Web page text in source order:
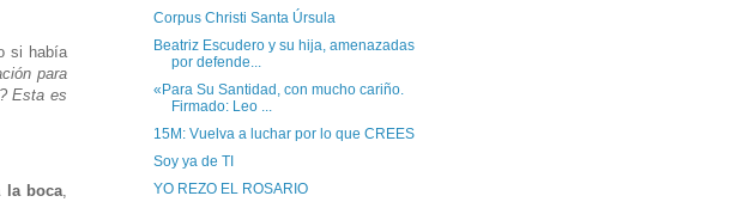
si había
para
Esta es
la boca,
Corpus Christi Santa Úrsula
Beatriz Escudero y su hija, amenazadas
por defende...
«Para Su Santidad, con mucho cariño.
Firmado: Leo ...
15M: Vuelva a luchar por lo que CREES
Soy ya de TI
YO REZO EL ROSARIO